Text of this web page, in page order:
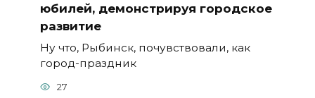
юбилей, демонстрируя городское
развитие
Ну что, Рыбинск, почувствовали, как
город-праздник
27